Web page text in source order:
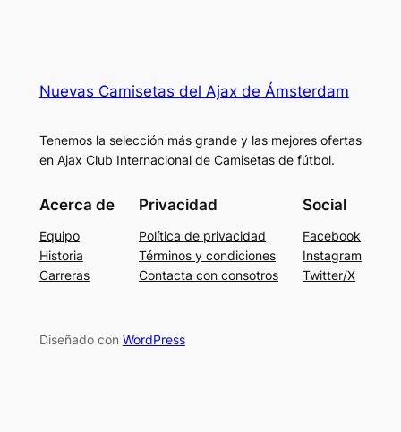
Nuevas Camisetas del Ajax de Ámsterdam
Tenemos la selección más grande y las mejores ofertas
en Ajax Club Internacional de Camisetas de fútbol.
Acerca de
Equipo
Historia
Carreras
Privacidad
Política de privacidad
Términos y condiciones
Contacta con consotros
Social
Facebook
Instagram
Twitter/X
Diseñado con WordPress